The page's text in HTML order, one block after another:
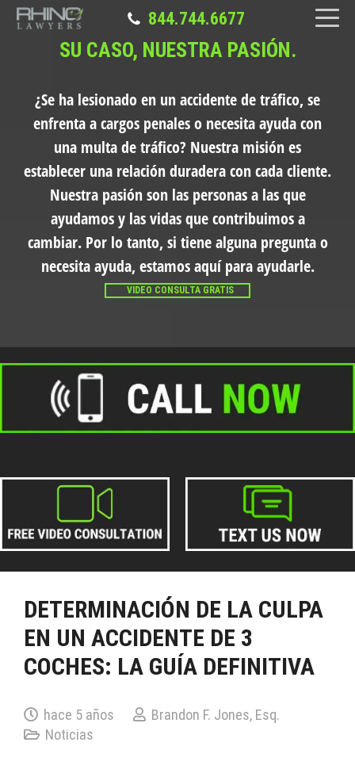
844.744.6677
SU CASO, NUESTRA PASIÓN.
¿Se ha lesionado en un accidente de tráfico, se
enfrenta a cargos penales o necesita ayuda con
una multa de tráfico? Nuestra misión es
establecer una relación duradera con cada cliente.
Nuestra pasión son las personas a las que
ayudamos y las vidas que contribuimos a
cambiar. Por lo tanto, si tiene alguna pregunta o
necesita ayuda, estamos aquí para ayudarle.
VIDEO CONSULTA GRATIS
DETERMINACIÓN DE LA CULPA
EN UN ACCIDENTE DE 3
COCHES: LA GUÍA DEFINITIVA
hace 5 años
Brandon F. Jones, Esq.
Noticias